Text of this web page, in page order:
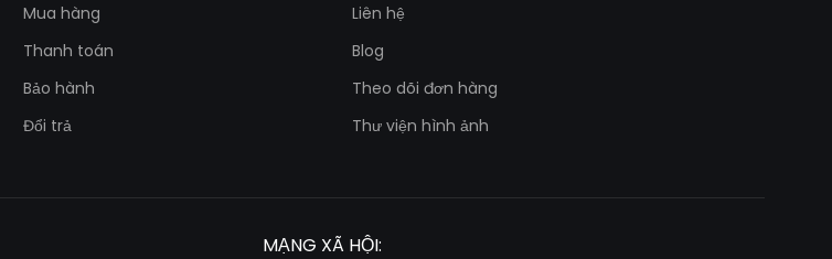
Mua hàng
Thanh toán
Bảo hành
Đổi trả
Liên hệ
Blog
Theo dõi đơn hàng
Thư viện hình ảnh
MẠNG XÃ HỘI: